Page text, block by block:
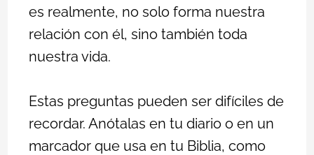
es realmente, no solo forma nuestra
relación con él, sino también toda
nuestra vida.
Estas preguntas pueden ser difíciles de
recordar. Anótalas en tu diario o en un
marcador que usa en tu Biblia, como